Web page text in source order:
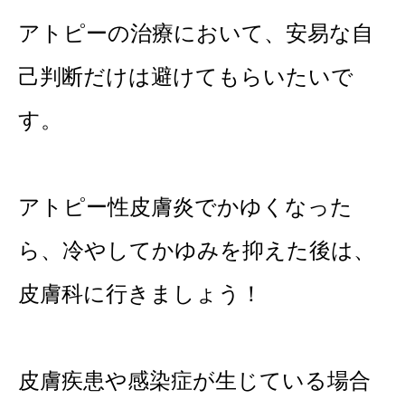
アトピーの治療において、安易な自
己判断だけは避けてもらいたいで
す。
アトピー性皮膚炎でかゆくなった
ら、冷やしてかゆみを抑えた後は、
皮膚科に行きましょう！
皮膚疾患や感染症が生じている場合